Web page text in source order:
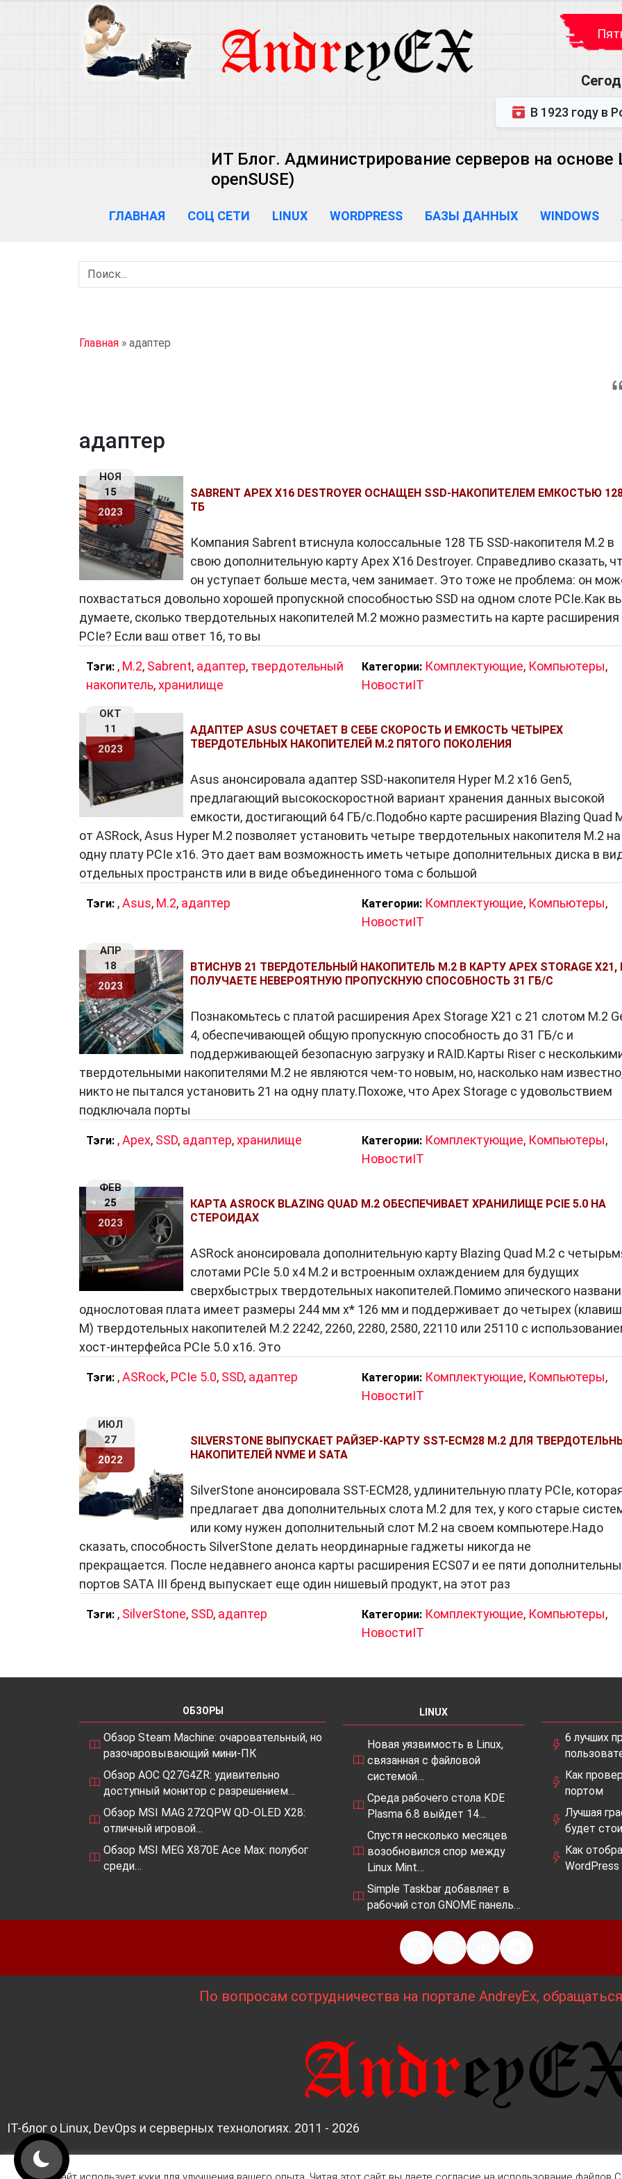
В 1923 году в Ростове-на-Дону
ИТ Блог. Администрирование серверов на основе
openSUSE)
ГЛАВНАЯ СОЦ СЕТИ LINUX WORDPRESS БАЗЫ ДАННЫХ WINDOWS
Главная » адаптер
адаптер
НОЯ
15
2023
SABRENT APEX X16 DESTROYER ОСНАЩЕН SSD-НАКОПИТЕЛЕМ ЕМКОСТЬЮ
ТБ
Компания Sabrent втиснула колоссальные 128 ТБ SSD-накопителя M.2 в
свою дополнительную карту Apex X16 Destroyer. Справедливо сказать,
он уступает больше места, чем занимает. Это тоже не проблема: он
похвастаться довольно хорошей пропускной способностью SSD на одном слоте PCIe.Как
думаете, сколько твердотельных накопителей M.2 можно разместить на карте расширения
PCIe? Если ваш ответ 16, то вы
Тэги: , M.2, Sabrent, адаптер, твердотельный
накопитель,хранилище
Категории: Комплектующие, Компьютеры,
НовостиIT
ОКТ
11
2023
АДАПТЕР ASUS СОЧЕТАЕТ В СЕБЕ СКОРОСТЬ И ЕМКОСТЬ ЧЕТЫРЕХ
ТВЕРДОТЕЛЬНЫХ НАКОПИТЕЛЕЙ M.2 ПЯТОГО ПОКОЛЕНИЯ
Asus анонсировала адаптер SSD-накопителя Hyper M.2 x16 Gen5,
предлагающий высокоскоростной вариант хранения данных высокой
емкости, достигающий 64 ГБ/с.Подобно карте расширения Blazing Quad
от ASRock, Asus Hyper M.2 позволяет установить четыре твердотельных накопителя M.2 на
одну плату PCIe x16. Это дает вам возможность иметь четыре дополнительных диска в
отдельных пространств или в виде объединенного тома с большой
Тэги: ,Asus, M.2, адаптер Категории: Комплектующие, Компьютеры,
НовостиIT
АПР
18
2023
ВТИСНУВ 21 ТВЕРДОТЕЛЬНЫЙ НАКОПИТЕЛЬ M.2 В КАРТУ APEX STORAGE X21,
ПОЛУЧАЕТЕ НЕВЕРОЯТНУЮ ПРОПУСКНУЮ СПОСОБНОСТЬ 31 ГБ/С
Познакомьтесь с платой расширения Apex Storage X21 с 21 слотом M.2
4, обеспечивающей общую пропускную способность до 31 ГБ/с и
поддерживающей безопасную загрузку и RAID.Карты Riser с
твердотельными накопителями M.2 не являются чем-то новым, но, насколько нам
никто не пытался установить 21 на одну плату.Похоже, что Apex Storage с удовольствием
подключала порты
Тэги: ,Apex, SSD, адаптер,хранилище Категории: Комплектующие, Компьютеры,
НовостиIT
ФЕВ
25
2023
КАРТА ASROCK BLAZING QUAD M.2 ОБЕСПЕЧИВАЕТ ХРАНИЛИЩЕ PCIE 5.0 НА
СТЕРОИДАХ
ASRock анонсировала дополнительную карту Blazing Quad M.2 с
слотами PCIe 5.0 x4 M.2 и встроенным охлаждением для будущих
сверхбыстрых твердотельных накопителей.Помимо эпического
однослотовая плата имеет размеры 244 мм x* 126 мм и поддерживает до четырех
M) твердотельных накопителей M.2 2242, 2260, 2280, 2580, 22110 или 25110 с
хост-интерфейса PCIe 5.0 x16. Это
Тэги: ,ASRock, PCIe 5.0, SSD, адаптер Категории: Комплектующие, Компьютеры,
НовостиIT
ИЮЛ
27
2022
SILVERSTONE ВЫПУСКАЕТ РАЙЗЕР-КАРТУ SST-ECM28 M.2 ДЛЯ
НАКОПИТЕЛЕЙ NVME И SATA
SilverStone анонсировала SST-ECM28, удлинительную плату PCIe,
предлагает два дополнительных слота M.2 для тех, у кого старые
или кому нужен дополнительный слот M.2 на своем компьютере.Надо
сказать, способность SilverStone делать неординарные гаджеты никогда не
прекращается. После недавнего анонса карты расширения ECS07 и ее пяти
портов SATA III бренд выпускает еще один нишевый продукт, на этот раз
Тэги: , SilverStone, SSD, адаптер Категории: Комплектующие, Компьютеры,
НовостиIT
ОБЗОРЫ
Обзор Steam Machine: очаровательный, но
разочаровывающий мини-ПК
Обзор AOC Q27G4ZR: удивительно
доступный монитор с разрешением…
Обзор MSI MAG 272QPW QD-OLED X28:
отличный игровой…
Обзор MSI MEG X870E Ace Max: полубог
среди…
LINUX
Новая уязвимость в Linux,
связанная с файловой
системой…
Среда рабочего стола KDE
Plasma 6.8 выйдет 14…
Спустя несколько месяцев
возобновился спор между
Linux Mint…
Simple Taskbar добавляет в
рабочий стол GNOME панель…
6 лучших
Как
портом
Лучшая
будет
Как
По вопросам сотрудничества на портале AndreyEx,
IT-блог о Linux, DevOps и серверных технологиях. 2011 - 2026